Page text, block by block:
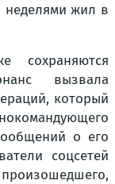
неделями жил в
сохраняются
вызвала
который
о его
соцсетей